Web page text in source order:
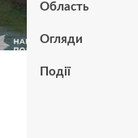
Область
Огляди
Події